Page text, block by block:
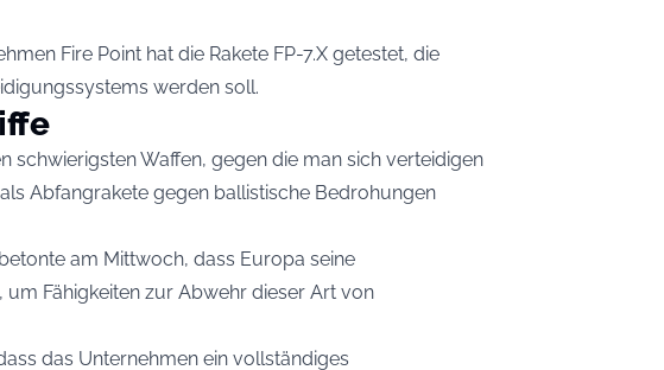
Fire Point hat die Rakete FP-7.X getestet, die
werden soll.
schwierigsten Waffen, gegen die man sich verteidigen
Abfangrakete gegen ballistische Bedrohungen
am Mittwoch, dass Europa seine
Fähigkeiten zur Abwehr dieser Art von
das Unternehmen ein vollständiges